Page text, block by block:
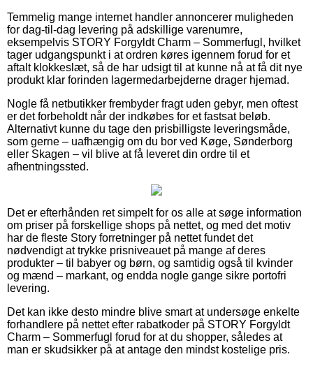
Temmelig mange internet handler annoncerer muligheden
for dag-til-dag levering på adskillige varenumre,
eksempelvis STORY Forgyldt Charm – Sommerfugl, hvilket
tager udgangspunkt i at ordren køres igennem forud for et
aftalt klokkeslæt, så de har udsigt til at kunne nå at få dit nye
produkt klar forinden lagermedarbejderne drager hjemad.
Nogle få netbutikker frembyder fragt uden gebyr, men oftest
er det forbeholdt når der indkøbes for et fastsat beløb.
Alternativt kunne du tage den prisbilligste leveringsmåde,
som gerne – uafhængig om du bor ved Køge, Sønderborg
eller Skagen – vil blive at få leveret din ordre til et
afhentningssted.
Det er efterhånden ret simpelt for os alle at søge information
om priser på forskellige shops på nettet, og med det motiv
har de fleste Story forretninger på nettet fundet det
nødvendigt at trykke prisniveauet på mange af deres
produkter – til babyer og børn, og samtidig også til kvinder
og mænd – markant, og endda nogle gange sikre portofri
levering.
Det kan ikke desto mindre blive smart at undersøge enkelte
forhandlere på nettet efter rabatkoder på STORY Forgyldt
Charm – Sommerfugl forud for at du shopper, således at
man er skudsikker på at antage den mindst kostelige pris.